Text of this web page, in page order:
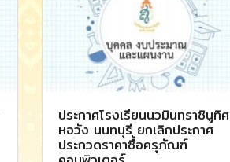
ประกาศโรงเรียนนวมินทราชินูทิศ
หอวัง นนทบุรี ยกเลิกประกาศ
ประกวดราคาซื้อครุภัณฑ์